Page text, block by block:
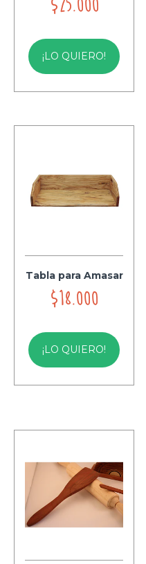
$25.000
¡LO QUIERO!
Tabla para Amasar
$18.000
¡LO QUIERO!